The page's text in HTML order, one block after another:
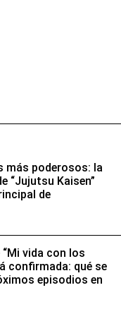
más poderosos: la
“Jujutsu Kaisen”
de
vida con los
confirmada: qué se
episodios en